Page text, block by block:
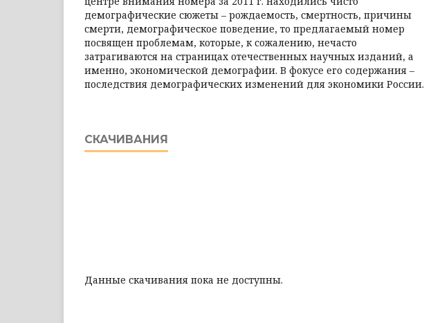
демографические сюжеты – рождаемость, смертность, причины
смерти, демографическое поведение, то предлагаемый номер
посвящен проб­лемам, которые, к сожалению, нечасто
затрагиваются на страницах отечественных научных изданий, а
именно, экономической демографии. В фокусе его содержания –
последствия демографических изменений для экономики России.
СКАЧИВАНИЯ
Данные скачивания пока не доступны.